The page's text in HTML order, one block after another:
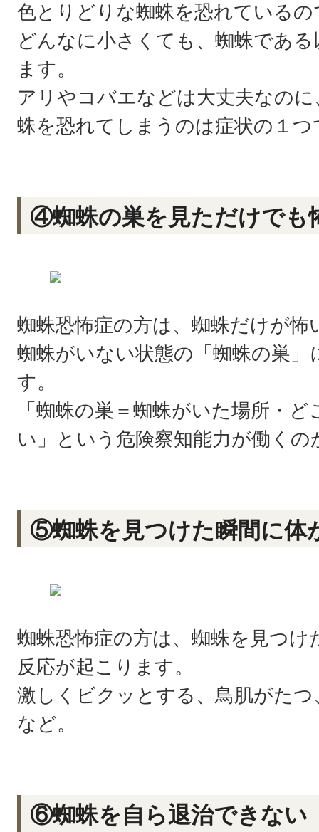
色とりどりな蜘蛛を恐れている
どんなに小さくても、蜘蛛であ
ます。
アリやコバエなどは大丈夫なの
蛛を恐れてしまうのは症状の１つ
④蜘蛛の巣を見ただけでも
蜘蛛恐怖症の方は、蜘蛛だけが
蜘蛛がいない状態の「蜘蛛の巣
す。
「蜘蛛の巣＝蜘蛛がいた場所・
い」という危険察知能力が働く
⑤蜘蛛を見つけた瞬間に体
蜘蛛恐怖症の方は、蜘蛛を見つ
反応が起こります。
激しくビクッとする、鳥肌がた
など。
⑥蜘蛛を自ら退治できない